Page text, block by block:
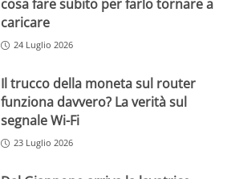
cosa fare subito per farlo tornare a
caricare
24 Luglio 2026
Il trucco della moneta sul router
funziona davvero? La verità sul
segnale Wi-Fi
23 Luglio 2026